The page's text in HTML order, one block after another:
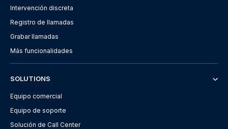
Intervención discreta
Registro de llamadas
Grabar llamadas
Más funcionalidades
SOLUTIONS
Equipo comercial
Equipo de soporte
Solución de Call Center